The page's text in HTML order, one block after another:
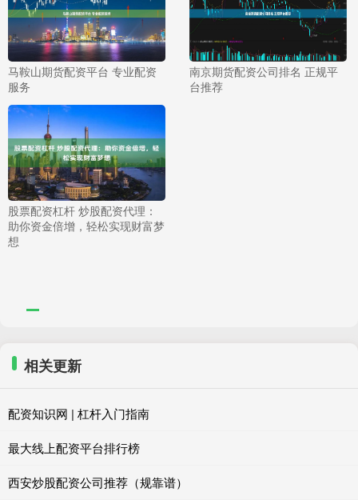
马鞍山期货配资平台 专业配资
服务
南京期货配资公司排名 正规平
台推荐
股票配资杠杆 炒股配资代理：
助你资金倍增，轻松实现财富梦
想
相关更新
配资知识网 | 杠杆入门指南
最大线上配资平台排行榜
西安炒股配资公司推荐（规靠谱）